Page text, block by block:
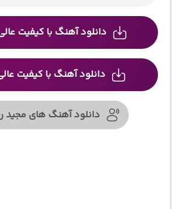
دانلود آهنگ با کیفیت عالی
دانلود آهنگ با کیفیت عالی
دانلود آهنگ های مجید